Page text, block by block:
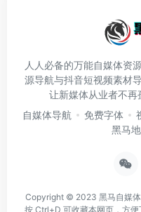
人人必备的万能自媒体资
源导航与抖音短视频素材
让新媒体从业者不再
自媒体导航
免费字体
黑马
Copyright © 2023 黑马自媒
按 Ctrl+D 可收藏本网页，方